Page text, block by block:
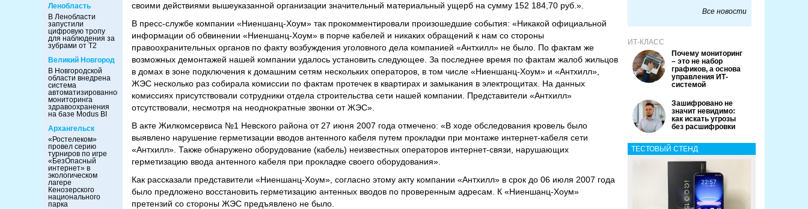
Ленобласть
В Ленобласти
запустили
цифровую тропу
для наблюдения за
зубрами от Т2
Великий Новгород
В Новгородской
области внедрена
система
автоматизированного
мониторинга
здравоохранения
на базе Modus BI
Архангельск
«Ростелеком»
провел серию
турниров по игре
«БезОпасный
интернет» в
экологическом
лагере
Кенозерского
национального
парка
своими действиями вышеуказанной организации значительный материальный ущерб на сумму 152 184,70 руб.».
В пресс-службе компании «Ниеншанц-Хоум» так прокомментировали произошедшие события: «Никакой официальной
информации об обвинении «Ниеншанц-Хоум» в порче кабелей и никаких обращений к нам со стороны
правоохранительных органов по факту возбуждения уголовного дела компанией «Антхилл» не было. По фактам же
возможных демонтажей нашей компании удалось установить следующее. За последнее время по фактам жалоб жильцов
в домах в зоне подключения к домашним сетям нескольких операторов, в том числе «Ниеншанц-Хоум» и «Антхилл»,
ЖЭС несколько раз собирала комиссии по фактам протечек в квартирах и замыкания в электрощитах. На данных
комиссиях присутствовали сотрудники отдела строительства сети нашей компании. Представители «Антхилл»
отсутствовали, несмотря на неоднократные звонки от ЖЭС».
В акте Жилкомсервиса №1 Невского района от 27 июня 2007 года отмечено: «В ходе обследования кровель было
выявлено нарушение герметизации вводов антенного кабеля путем прокладки при монтаже интернет-кабеля сети
«Антхилл». Также обнаружено оборудование (кабель) неизвестных операторов интернет-связи, нарушающих
герметизацию ввода антенного кабеля при прокладке своего оборудования».
Как рассказали представители «Ниеншанц-Хоум», согласно этому акту компании «Антхилл» в срок до 06 июля 2007 года
было предложено восстановить герметизацию антенных вводов по проверенным адресам. К «Ниеншанц-Хоум»
претензий со стороны ЖЭС предъявлено не было.
Все новости
ИТ-КЛАСС
Почему мониторинг
– это не набор
графиков, а основа
управления ИТ-
системой
Зашифровано не
значит невидимо:
как искать угрозы
без расшифровки
ТЕСТОВЫЙ СТЕНД